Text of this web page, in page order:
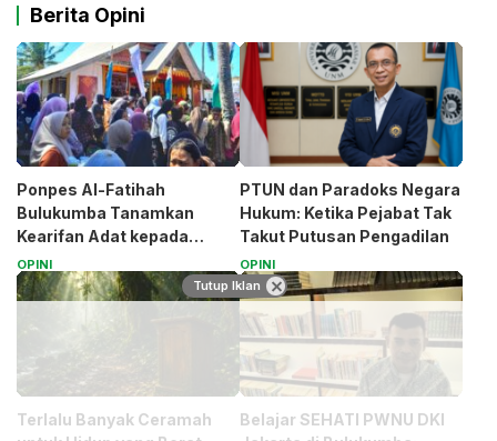
Berita Opini
Ponpes Al-Fatihah
Bulukumba Tanamkan
Kearifan Adat kepada
Santri (Bagian 1)
OPINI
PTUN dan Paradoks Negara
Hukum: Ketika Pejabat Tak
Takut Putusan Pengadilan
OPINI
Terlalu Banyak Ceramah
Belajar SEHATI PWNU DKI
Tutup Iklan